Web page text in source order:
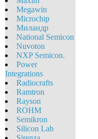
Megawin
Microchip
Миландр
National Semicon
Nuvoton
NXP Semicon.
Power
Integrations
Radiocrafts
Ramtron
Rayson
ROHM
Semikron
Silicon Lab